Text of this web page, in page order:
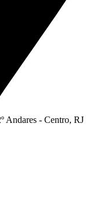
Andares - Centro, RJ